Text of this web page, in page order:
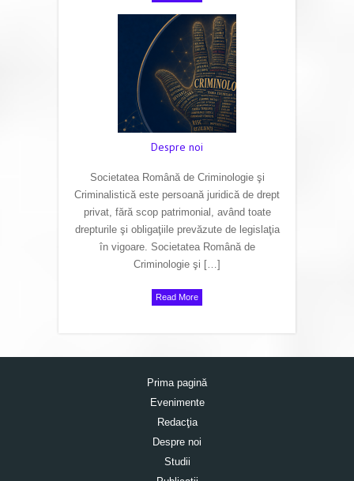
Despre noi
Societatea Română de Criminologie şi
Criminalistică este persoană juridică de drept
privat, fără scop patrimonial, având toate
drepturile şi obligaţiile prevăzute de legislaţia
în vigoare. Societatea Română de
Criminologie şi […]
Read More
Prima pagină
Evenimente
Redacţia
Despre noi
Studii